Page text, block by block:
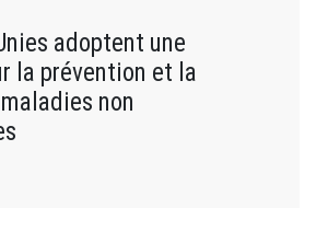
adoptent une
la prévention et la
non